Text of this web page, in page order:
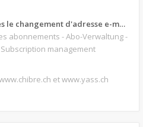
le changement d'adresse e-mail.
abonnements - Abo-Verwaltung -
management
et www.yass.ch